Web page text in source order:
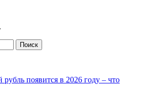
появится в 2026 году – что